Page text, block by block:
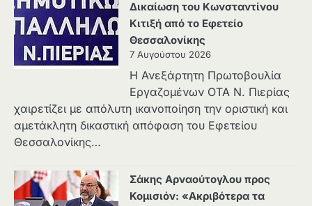
Δικαίωση του Κωνσταντίνου
Κιτιξή από το Εφετείο
Θεσσαλονίκης
7 Αυγούστου 2026
Η Ανεξάρτητη Πρωτοβουλία
Εργαζομένων ΟΤΑ Ν. Πιερίας
χαιρετίζει με απόλυτη ικανοποίηση την οριστική και
αμετάκλητη δικαστική απόφαση του Εφετείου
Θεσσαλονίκης…
Σάκης Αρναούτογλου προς
Κομισιόν: «Ακριβότερα τα